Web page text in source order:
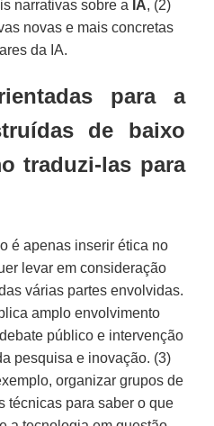
narrativas sobre a IA, (2)
novas e mais concretas
da IA.
para a
de baixo
traduzi-las para
é apenas inserir ética no
levar em consideração
várias partes envolvidas.
amplo envolvimento
público e intervenção
pesquisa e inovação. (3)
organizar grupos de
técnicas para saber o que